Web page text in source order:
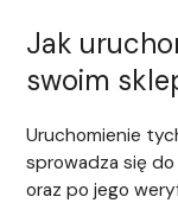
Jak
swoim
Uruchomienie
sprowadza się do
oraz po jego